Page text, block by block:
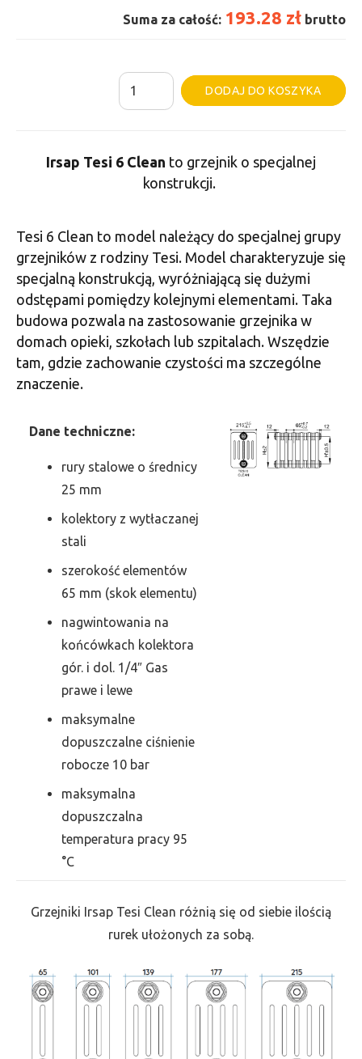
Suma za całość: 193.28 zł brutto
ilość
Grzejnik
1
Żeberko,
Wysokość
500
DODAJ DO KOSZYKA
Irsap Tesi 6 Clean to grzejnik o specjalnej
konstrukcji.
Tesi 6 Clean to model należący do specjalnej grupy
grzejników z rodziny Tesi. Model charakteryzuje się
specjalną konstrukcją, wyróżniającą się dużymi
odstępami pomiędzy kolejnymi elementami. Taka
budowa pozwala na zastosowanie grzejnika w
domach opieki, szkołach lub szpitalach. Wszędzie
tam, gdzie zachowanie czystości ma szczególne
znaczenie.
Dane techniczne:
rury stalowe o średnicy
25 mm
kolektory z wytłaczanej
stali
szerokość elementów
65 mm (skok elementu)
nagwintowania na
końcówkach kolektora
gór. i dol. 1/4″ Gas
prawe i lewe
maksymalne
dopuszczalne ciśnienie
robocze 10 bar
maksymalna
dopuszczalna
temperatura pracy 95
°C
Grzejniki Irsap Tesi Clean różnią się od siebie ilością
rurek ułożonych za sobą.